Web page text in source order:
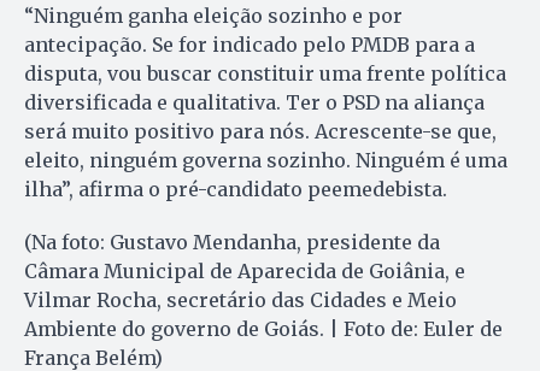
“Ninguém ganha eleição sozinho e por
antecipação. Se for indicado pelo PMDB para a
disputa, vou buscar constituir uma frente política
diversificada e qualitativa. Ter o PSD na aliança
será muito positivo para nós. Acrescente-se que,
eleito, ninguém governa sozinho. Ninguém é uma
ilha”, afirma o pré-candidato peemedebista.
(Na foto: Gustavo Mendanha, presidente da
Câmara Municipal de Aparecida de Goiânia, e
Vilmar Rocha, secretário das Cidades e Meio
Ambiente do governo de Goiás. | Foto de: Euler de
França Belém)